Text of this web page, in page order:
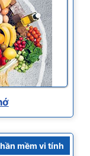
mềm vi tính